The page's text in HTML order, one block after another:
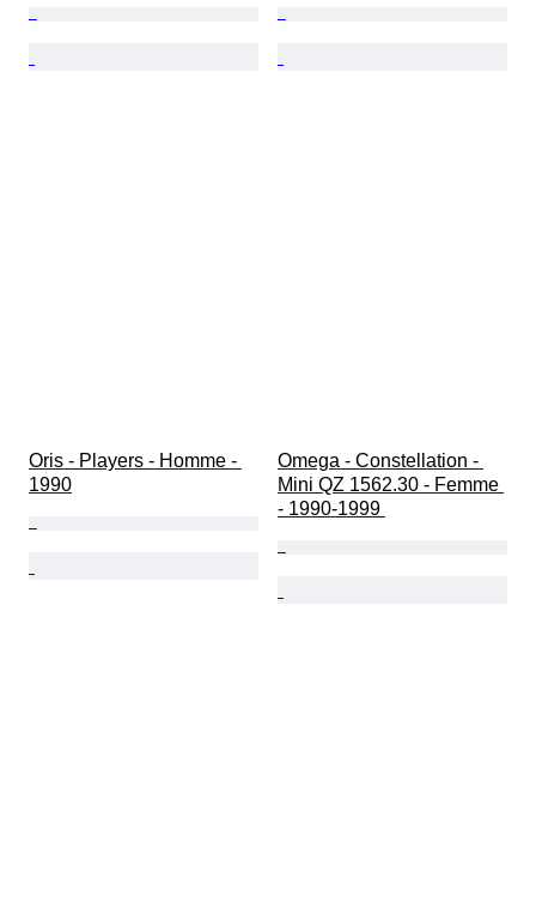
Oris - Players - Homme -
1990
Omega - Constellation -
Mini QZ 1562.30 - Femme
- 1990-1999